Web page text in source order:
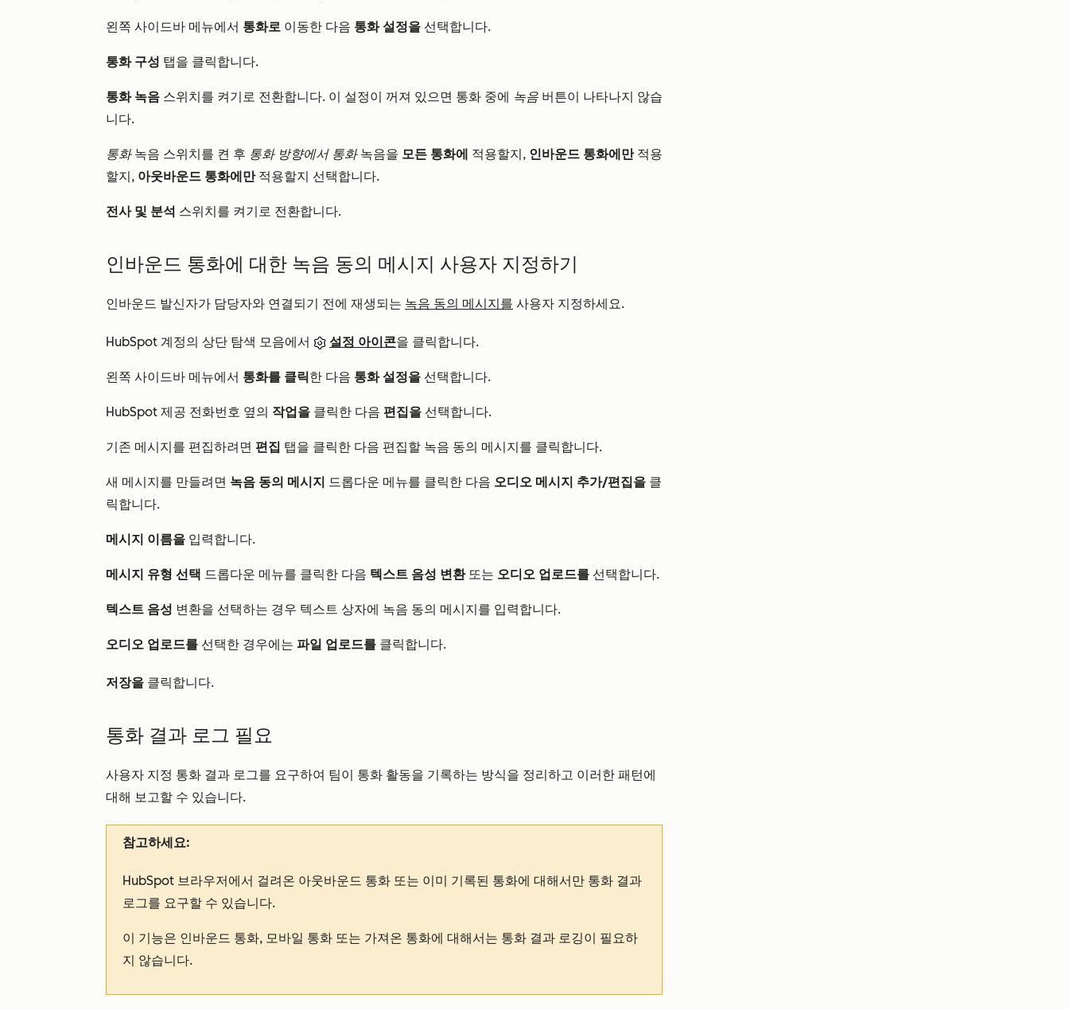
왼쪽 사이드바 메뉴에서 통화로 이동한 다음 통화 설정을 선택합니다.
통화 구성 탭을 클릭합니다.
통화 녹음 스위치를 켜기로 전환합니다. 이 설정이 꺼져 있으면 통화 중에 녹음 버튼이 나타나지 않습
니다.
통화녹음 스위치를 켠 후 통화 방향에서 통화녹음을 모든 통화에 적용할지, 인바운드 통화에만적용
할지, 아웃바운드 통화에만적용할지 선택합니다.
전사 및 분석 스위치를 켜기로 전환합니다.
인바운드 통화에 대한 녹음 동의 메시지 사용자 지정하기
인바운드 발신자가 담당자와 연결되기 전에 재생되는 녹음 동의 메시지를 사용자 지정하세요.
HubSpot 계정의 상단 탐색 모음에서 설정 아이콘을 클릭합니다.
왼쪽 사이드바 메뉴에서 통화를 클릭한 다음 통화 설정을 선택합니다.
HubSpot 제공 전화번호 옆의 작업을 클릭한 다음 편집을 선택합니다.
기존 메시지를 편집하려면 편집 탭을 클릭한 다음 편집할 녹음 동의 메시지를 클릭합니다.
새 메시지를 만들려면 녹음 동의 메시지 드롭다운 메뉴를 클릭한 다음 오디오 메시지 추가/편집을 클
릭합니다.
메시지 이름을 입력합니다.
메시지 유형 선택 드롭다운 메뉴를 클릭한 다음 텍스트 음성 변환또는 오디오 업로드를 선택합니다.
텍스트 음성 변환을 선택하는 경우 텍스트 상자에 녹음 동의 메시지를 입력합니다.
오디오 업로드를 선택한 경우에는 파일 업로드를 클릭합니다.
저장을 클릭합니다.
통화 결과 로그 필요
사용자 지정 통화 결과 로그를 요구하여 팀이 통화 활동을 기록하는 방식을 정리하고 이러한 패턴에
대해 보고할 수 있습니다.
참고하세요:
HubSpot 브라우저에서 걸려온 아웃바운드 통화 또는 이미 기록된 통화에 대해서만 통화 결과
로그를 요구할 수 있습니다.
이 기능은 인바운드 통화, 모바일 통화 또는 가져온 통화에 대해서는 통화 결과 로깅이 필요하
지 않습니다.